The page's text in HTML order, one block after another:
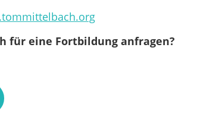
für eine Fortbildung anfragen?